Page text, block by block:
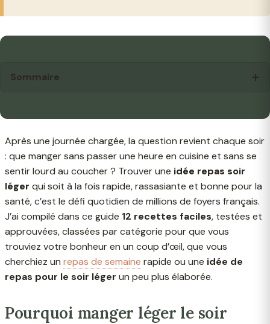
Sommaire
Après une journée chargée, la question revient chaque soir
: que manger sans passer une heure en cuisine et sans se
sentir lourd au coucher ? Trouver une idée repas soir
léger qui soit à la fois rapide, rassasiante et bonne pour la
santé, c’est le défi quotidien de millions de foyers français.
J’ai compilé dans ce guide 12 recettes faciles, testées et
approuvées, classées par catégorie pour que vous
trouviez votre bonheur en un coup d’œil, que vous
cherchiez un repas de semaine rapide ou une idée de
repas pour le soir léger un peu plus élaborée.
Pourquoi manger léger le soir